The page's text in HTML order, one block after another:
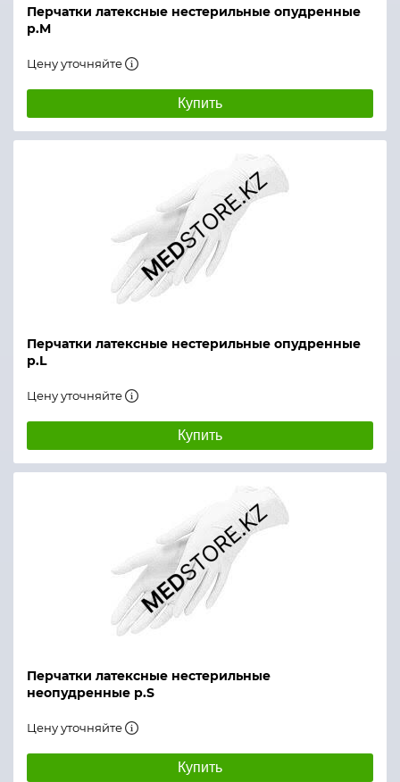
Перчатки латексные нестерильные опудренные
р.M
Цену уточняйте
Купить
Перчатки латексные нестерильные опудренные
р.L
Цену уточняйте
Купить
Перчатки латексные нестерильные
неопудренные р.S
Цену уточняйте
Купить